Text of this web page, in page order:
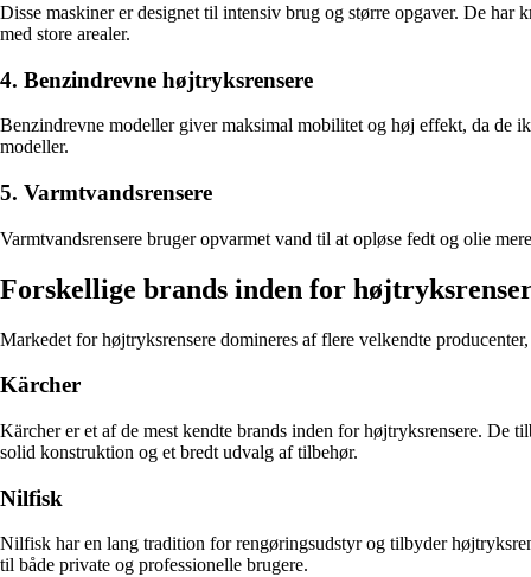
Disse maskiner er designet til intensiv brug og større opgaver. De
med store arealer.
4. Benzindrevne højtryksrensere
Benzindrevne modeller giver maksimal mobilitet og høj effekt, da de
modeller.
5. Varmtvandsrensere
Varmtvandsrensere bruger opvarmet vand til at opløse fedt og olie
Forskellige brands inden for
Markedet for højtryksrensere domineres af flere velkendte
Kärcher
Kärcher er et af de mest kendte brands inden for højtryksrensere. De
solid konstruktion og et bredt udvalg af tilbehør.
Nilfisk
Nilfisk har en lang tradition for rengøringsudstyr og tilbyder
til både private og professionelle brugere.